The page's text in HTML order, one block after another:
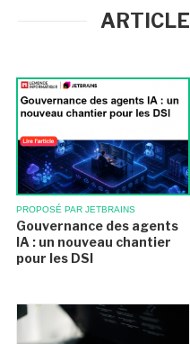
PROPOSÉ PAR JETBRAINS
Gouvernance des agents
IA : un nouveau chantier
pour les DSI